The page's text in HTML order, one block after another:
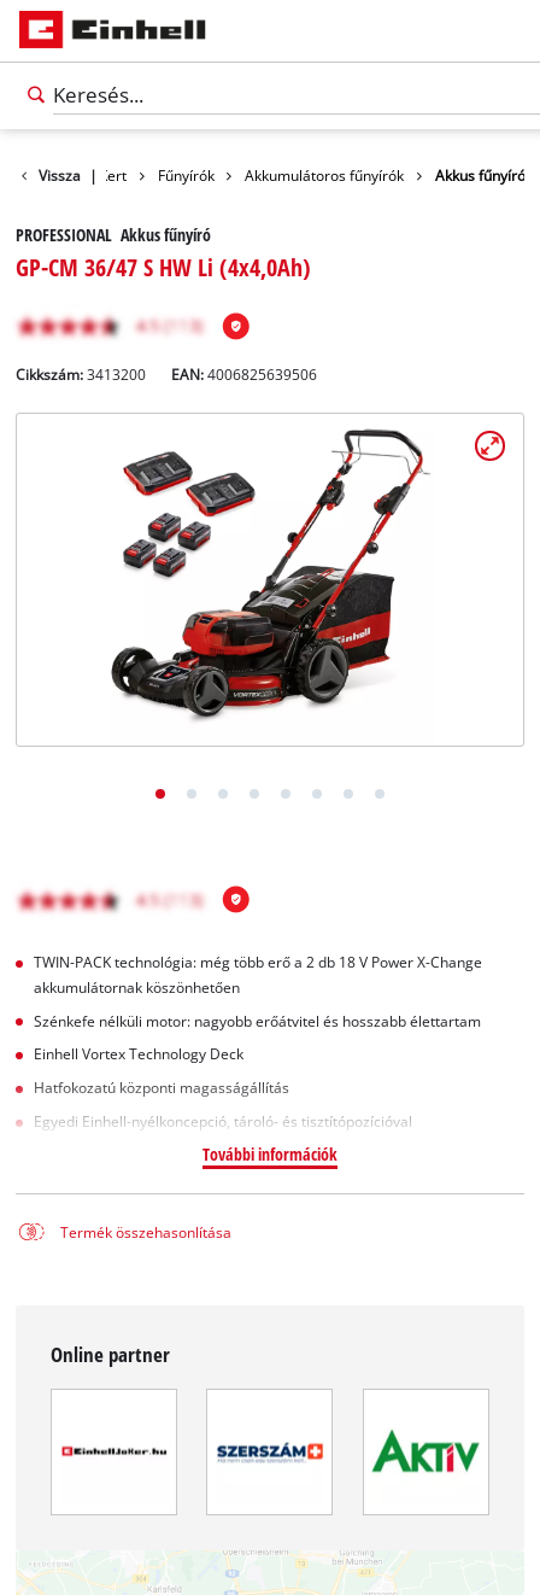
Magyar
Vissza |
Termékek Kert Fűnyírók Akkumulátoros fűnyírók Akkus fűnyíró
PROFESSIONAL Akkus fűnyíró
GP-CM 36/47 S HW Li (4x4,0Ah)
Cikkszám: 3413200 EAN:4006825639506
TWIN-PACK technológia: még több erő a 2 db 18 V Power X-Change
akkumulátornak köszönhetően
Szénkefe nélküli motor: nagyobb erőátvitel és hosszabb élettartam
Einhell Vortex Technology Deck
Hatfokozatú központi magasságállítás
Egyedi Einhell-nyélkoncepció, tároló- és tisztítópozícióval
További információk
Termék összehasonlítása
Online partner